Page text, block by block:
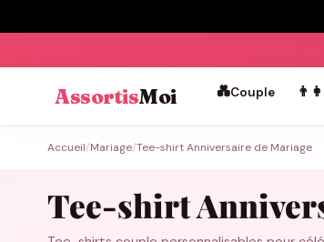
AssortisMoi 💑Couple
Accueil/Mariage/Tee-shirt Anniversaire de Mariage
Tee-shirt